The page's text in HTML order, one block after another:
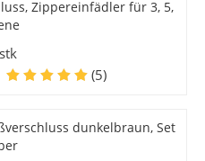
Zippereinfädler für 3, 5,
(5)
dunkelbraun, Set